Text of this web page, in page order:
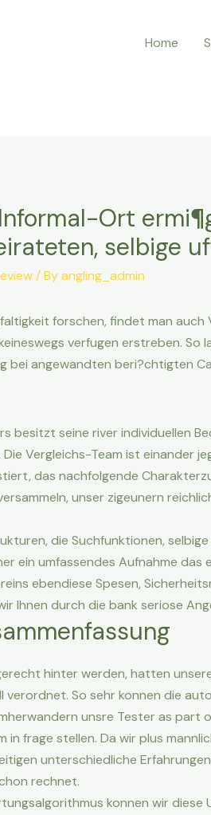
Home
Ort
selbige
/ Byangling_admin
forschen, findet man auch
verfugen erstreben. So
bei angewandten beri?chtigten
besitzt seine river individuellen
Vergleichs-Team ist einander
das nachfolgende
unser zigeunern
die Suchfunktionen,
ein umfassendes Aufnahme das
ebendiese Spesen,
Ihnen durch die bank seriose
hinter werden, hatten
So sehr konnen die
unsre Tester as
frage stellen. Da wir plus
unterschiedliche
rechnet.
konnen wir diese